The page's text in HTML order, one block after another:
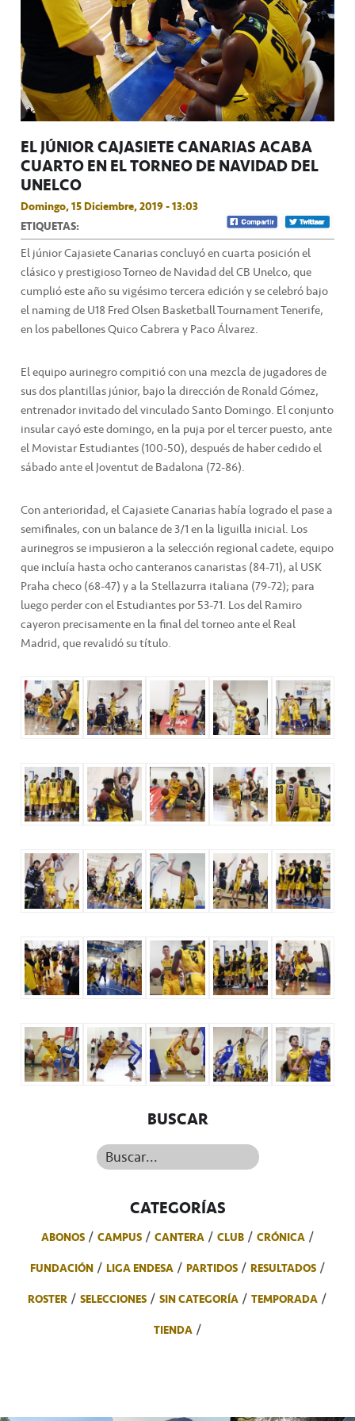
EL JÚNIOR CAJASIETE CANARIAS ACABA
CUARTO EN EL TORNEO DE NAVIDAD DEL
UNELCO
Domingo, 15 Diciembre, 2019 - 13:03
ETIQUETAS:
El júnior Cajasiete Canarias concluyó en cuarta posición el
clásico y prestigioso Torneo de Navidad del CB Unelco, que
cumplió este año su vigésimo tercera edición y se celebró bajo
el naming de U18 Fred Olsen Basketball Tournament Tenerife,
en los pabellones Quico Cabrera y Paco Álvarez.
El equipo aurinegro compitió con una mezcla de jugadores de
sus dos plantillas júnior, bajo la dirección de Ronald Gómez,
entrenador invitado del vinculado Santo Domingo. El conjunto
insular cayó este domingo, en la puja por el tercer puesto, ante
el Movistar Estudiantes (100-50), después de haber cedido el
sábado ante el Joventut de Badalona (72-86).
Con anterioridad, el Cajasiete Canarias había logrado el pase a
semifinales, con un balance de 3/1 en la liguilla inicial. Los
aurinegros se impusieron a la selección regional cadete, equipo
que incluía hasta ocho canteranos canaristas (84-71), al USK
Praha checo (68-47) y a la Stellazurra italiana (79-72); para
luego perder con el Estudiantes por 53-71. Los del Ramiro
cayeron precisamente en la final del torneo ante el Real
Madrid, que revalidó su título.
BUSCAR
Buscar...
CATEGORÍAS
ABONOS CAMPUS CANTERA CLUB
CRÓNICA
FUNDACIÓN
LIGA ENDESA PARTIDOS
RESULTADOS
ROSTER
SELECCIONES SIN CATEGORÍA
TEMPORADA
TIENDA